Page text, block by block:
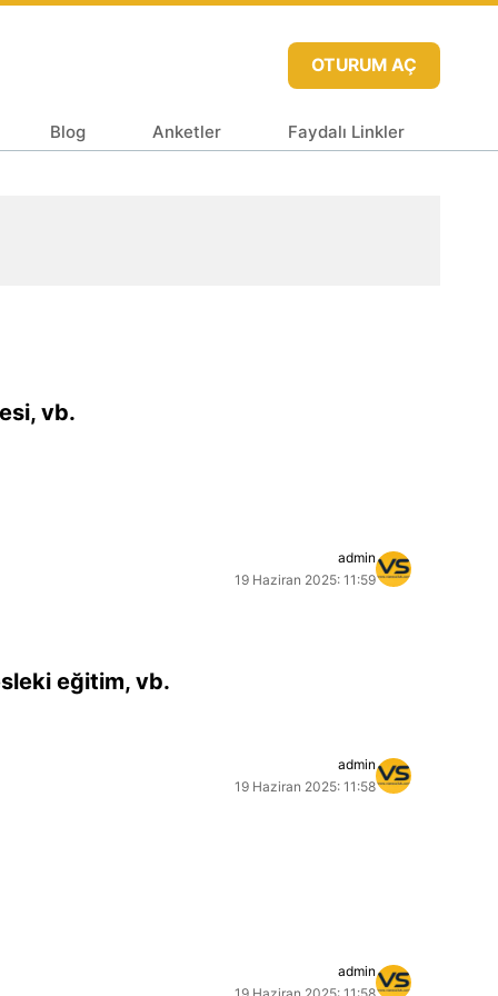
OTURUM AÇ
Blog Anketler Faydalı Linkler
vb.
admin
19 Haziran 2025: 11:59
eğitim, vb.
admin
19 Haziran 2025: 11:58
admin